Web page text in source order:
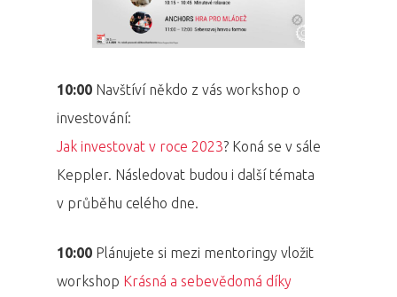
10:00 Navštíví někdo z vás workshop o
investování:
Jak investovat v roce 2023? Koná se v sále
Keppler. Následovat budou i další témata
v průběhu celého dne.
10:00 Plánujete si mezi mentoringy vložit
workshop Krásná a sebevědomá díky